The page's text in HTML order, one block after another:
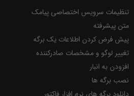
تنظیمات سرویس اختصاصی پیامک
متن پیشرفته
پیش فرض کردن اطلاعات یک برگه
تغییر لوگو و مشخصات صادرکننده
افزودن به انبار
نصب برگه ها